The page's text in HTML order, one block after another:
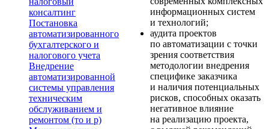
консалтинг
Постановка
автоматизированного
бухгалтерского и
налогового учета
Внедрение
автоматизированной
системы управления
техническим
обслуживанием и
ремонтом (то и р)
информационных систем
и технологий;
аудита проектов
по автоматизации с точки
зрения соответствия
методологии внедрения
специфике заказчика
и наличия потенциальных
рисков, способных оказать
негативное влияние
на реализацию проекта,